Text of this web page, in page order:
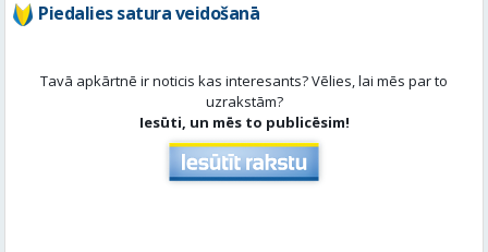
Piedalies satura veidošanā
Tavā apkārtnē ir noticis kas interesants? Vēlies, lai mēs par to
uzrakstām?
Iesūti, un mēs to publicēsim!